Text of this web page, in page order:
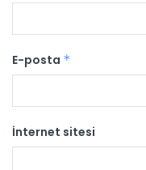
E-posta *
İnternet sitesi